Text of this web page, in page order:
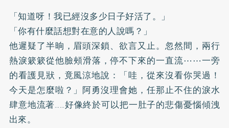
「知道呀！我已經沒多少日子好活了。」
「你有什麼話想對在意的人說嗎？」
他遲疑了半晌，眉頭深鎖、欲言又止。忽然間，兩行
熱淚簌簌從他臉頰滑落，停不下來的一直流⋯⋯一旁
的看護見狀，竟風涼地說：「哇，從來沒看你哭過！
今天是怎麼啦？」阿勇沒理會她，任那止不住的淚水
肆意地流著……好像終於可以把一肚子的悲傷憂惱傾洩
出來。